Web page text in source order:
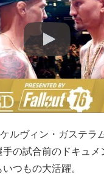
ルヴィン・ガステラ
の試合前のドキュメ
つもの大活躍。